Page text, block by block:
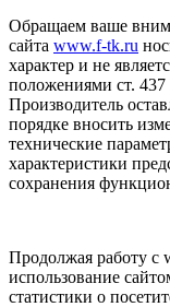
Обращаем ваше
сайта www.f-tk.ru
характер и не
положениями ст.
Производитель
порядке вносить
технические
характеристики
сохранения
Продолжая работу с
использование
статистики о